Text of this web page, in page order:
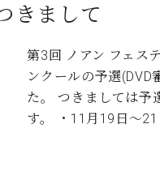
きまして
第3回 ノアン フェス
ンクールの予選
た。 つきましては予
す。 ・11月19日～